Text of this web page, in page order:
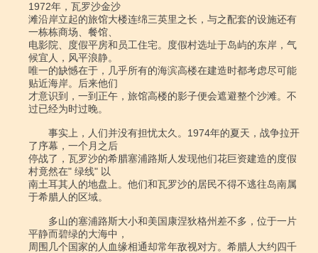
1972年，瓦罗沙金沙
滩沿岸立起的旅馆大楼连绵三英里之长，与之配套的设施还有
一栋栋商场、餐馆、
电影院、度假平房和员工住宅。度假村选址于岛屿的东岸，气
候宜人，风平浪静。
唯一的缺憾在于，几乎所有的海滨高楼在建造时都考虑尽可能
贴近海岸。后来他们
才意识到，一到正午，旅馆高楼的影子便会遮避整个沙滩。不
过已经为时过晚。
事实上，人们并没有担忧太久。1974年的夏天，战争拉开
了序幕，一个月之后
停战了，瓦罗沙的希腊塞浦路斯人发现他们花巨资建造的度假
村竟然在" 绿线" 以
南土耳其人的地盘上。他们和瓦罗沙的居民不得不逃往岛南属
于希腊人的区域。
多山的塞浦路斯大小和美国康涅狄格州差不多，位于一片
平静而碧绿的大海中，
周围几个国家的人血缘相通却常年敌视对方。希腊人大约四千